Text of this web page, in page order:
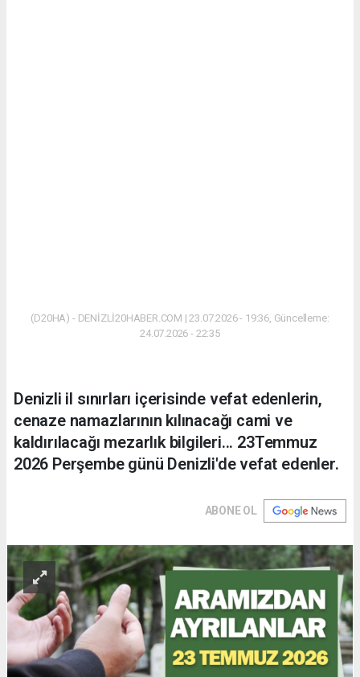
(D20HA) - DENİZLİ20HABER.COM | 23.07.2026 - 19:36, Güncelleme:
24.07.2026 - 22:35
Denizli il sınırları içerisinde vefat edenlerin,
cenaze namazlarının kılınacağı cami ve
kaldırılacağı mezarlık bilgileri... 23Temmuz
2026 Perşembe günü Denizli'de vefat edenler.
ABONE OL